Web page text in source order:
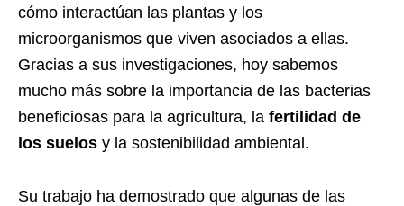
cómo interactúan las plantas y los
microorganismos que viven asociados a ellas.
Gracias a sus investigaciones, hoy sabemos
mucho más sobre la importancia de las bacterias
beneficiosas para la agricultura, la fertilidad de
los suelos y la sostenibilidad ambiental.
Su trabajo ha demostrado que algunas de las